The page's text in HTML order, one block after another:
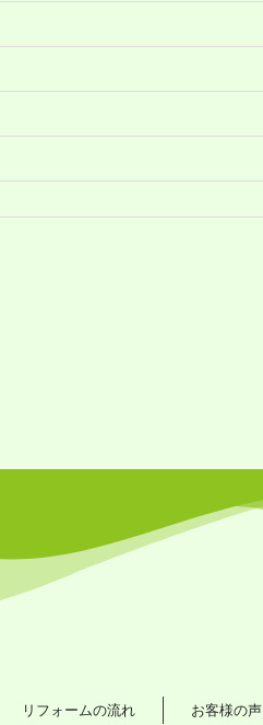
リフォームの流れ お客様の声